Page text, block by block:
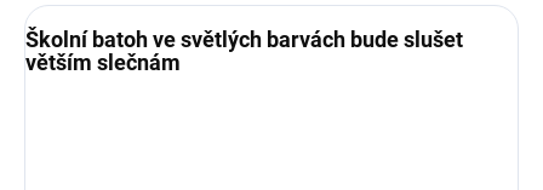
Školní batoh ve světlých barvách bude slušet
větším slečnám